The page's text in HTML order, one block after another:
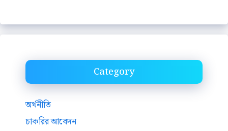
Category
অর্থনীতি
চাকরির আবেদন